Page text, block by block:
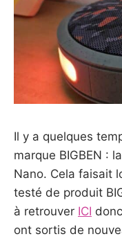
Il y a quelques
marque BIGBEN :
Nano. Cela faisait
testé de produit
à retrouver ICI
ont sortis de